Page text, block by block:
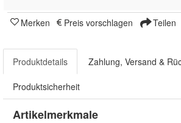
Merken Preis vorschlagen Teilen
Produktdetails Zahlung, Versand &
Produktsicherheit
Artikelmerkmale